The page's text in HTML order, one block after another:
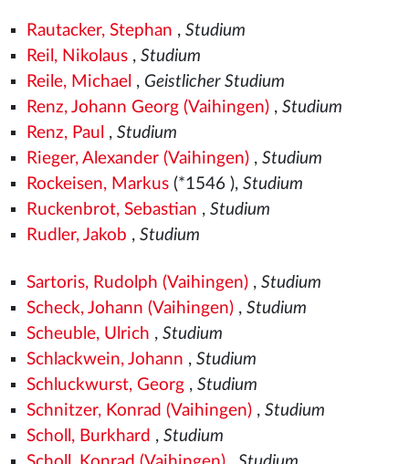
Rautacker, Stephan , Studium
Reil, Nikolaus, Studium
Reile, Michael , Geistlicher Studium
Renz, Johann Georg (Vaihingen), Studium
Renz, Paul , Studium
Rieger, Alexander (Vaihingen), Studium
Rockeisen, Markus(*1546 ), Studium
Ruckenbrot, Sebastian , Studium
Rudler, Jakob , Studium
Sartoris, Rudolph (Vaihingen), Studium
Scheck, Johann (Vaihingen), Studium
Scheuble, Ulrich , Studium
Schlackwein, Johann , Studium
Schluckwurst, Georg, Studium
Schnitzer, Konrad (Vaihingen), Studium
Scholl, Burkhard , Studium